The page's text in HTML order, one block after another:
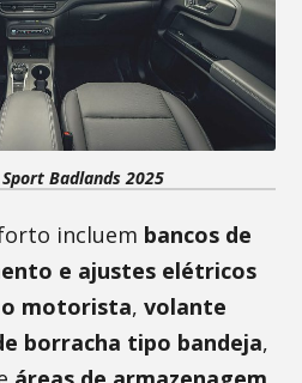
Badlands 2025
incluem bancos de
e ajustes elétricos
motorista,volante
borracha tipo bandeja,